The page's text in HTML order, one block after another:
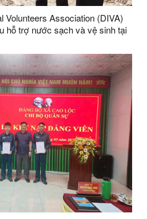
Volunteers Association (DIVA)
hỗ trợ nước sạch và vệ sinh tại